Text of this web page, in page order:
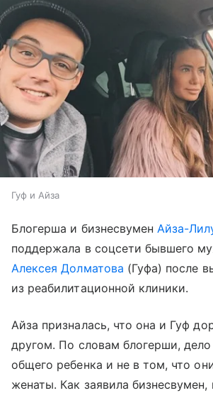
Гуф и Айза
Блогерша и бизнесвуменАйза-
поддержала в соцсети бывшего
Алексея Долматова (Гуфа) после
из реабилитационной клиники.
Айза призналась, что она и Гуф
другом. По словам блогерши,
общего ребенка и не в том, что
женаты. Как заявила бизнесвумен,